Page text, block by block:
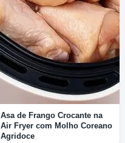
Asa de Frango Crocante na
Air Fryer com Molho Coreano
Agridoce